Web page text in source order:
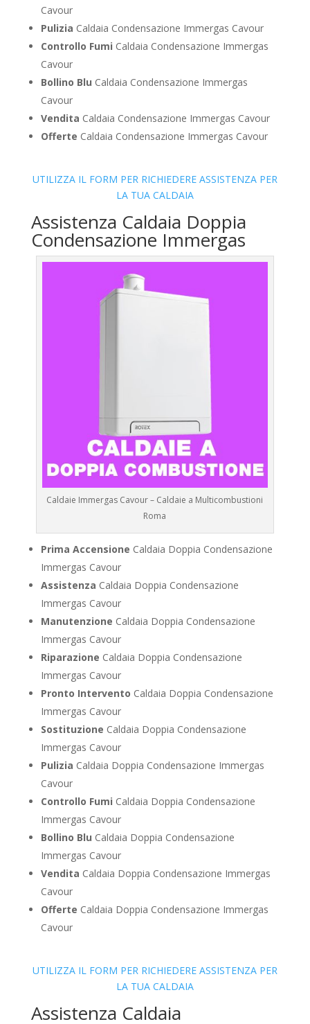
Cavour
Pulizia Caldaia Condensazione Immergas Cavour
Controllo Fumi Caldaia Condensazione Immergas
Cavour
Bollino Blu Caldaia Condensazione Immergas
Cavour
Vendita Caldaia Condensazione Immergas Cavour
Offerte Caldaia Condensazione Immergas Cavour
UTILIZZA IL FORM PER RICHIEDERE ASSISTENZA PER
LA TUA CALDAIA
Assistenza Caldaia Doppia
Condensazione Immergas
Caldaie Immergas Cavour – Caldaie a Multicombustioni
Roma
Prima Accensione Caldaia Doppia Condensazione
Immergas Cavour
Assistenza Caldaia Doppia Condensazione
Immergas Cavour
Manutenzione Caldaia Doppia Condensazione
Immergas Cavour
Riparazione Caldaia Doppia Condensazione
Immergas Cavour
Pronto Intervento Caldaia Doppia Condensazione
Immergas Cavour
Sostituzione Caldaia Doppia Condensazione
Immergas Cavour
Pulizia Caldaia Doppia Condensazione Immergas
Cavour
Controllo Fumi Caldaia Doppia Condensazione
Immergas Cavour
Bollino Blu Caldaia Doppia Condensazione
Immergas Cavour
Vendita Caldaia Doppia Condensazione Immergas
Cavour
Offerte Caldaia Doppia Condensazione Immergas
Cavour
UTILIZZA IL FORM PER RICHIEDERE ASSISTENZA PER
LA TUA CALDAIA
Assistenza Caldaia